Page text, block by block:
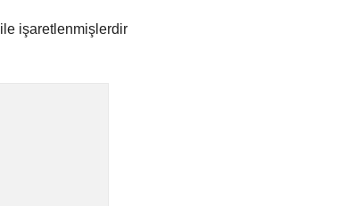
ile işaretlenmişlerdir